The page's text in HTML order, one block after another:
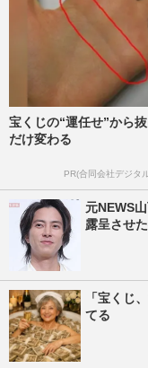
宝くじの“運任せ”から
だけ変わる
PR(合同会社デジタ
元NEWS
露呈させ
「宝くじ
てる